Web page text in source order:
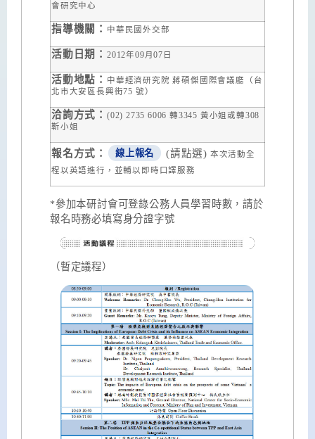
會研究中心
指導機關： 中華民國外交部
活動日期： 2012年09月07 日
活動地點：
中華經濟研究院 蔣碩傑國際會議廳（台
北市大安區長興街75 號）
洽詢方式： (02) 2735 6006 轉3345 黃小姐或轉308
靳小姐
報名方式： 線上報名 (請點選) 本次活動全
程以英語進行，並輔以即時口譯服務
*參加本研討會可登錄公務人員學習時數，請於
報名時務必填寫身分證字號
（暫定議程）